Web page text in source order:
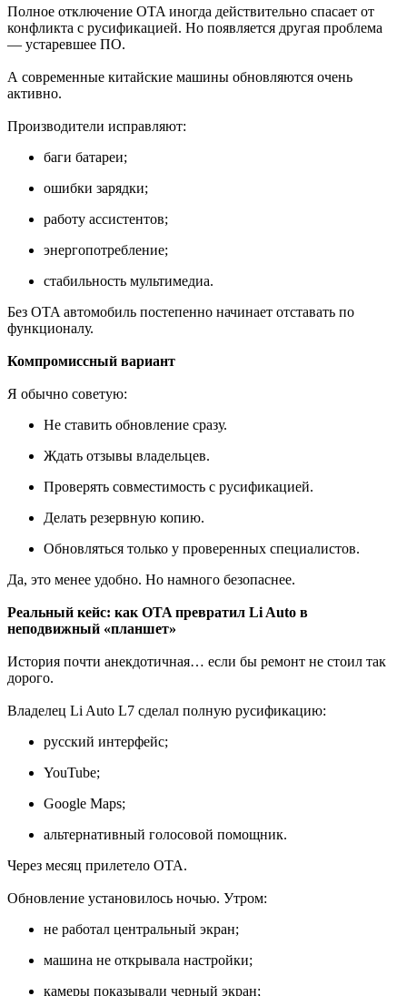
Полное отключение OTA иногда действительно спасает от
конфликта с русификацией. Но появляется другая проблема
— устаревшее ПО.
А современные китайские машины обновляются очень
активно.
Производители исправляют:
баги батареи;
ошибки зарядки;
работу ассистентов;
энергопотребление;
стабильность мультимедиа.
Без OTA автомобиль постепенно начинает отставать по
функционалу.
Компромиссный вариант
Я обычно советую:
Не ставить обновление сразу.
Ждать отзывы владельцев.
Проверять совместимость с русификацией.
Делать резервную копию.
Обновляться только у проверенных специалистов.
Да, это менее удобно. Но намного безопаснее.
Реальный кейс: как OTA превратил Li Auto в
неподвижный «планшет»
История почти анекдотичная… если бы ремонт не стоил так
дорого.
Владелец Li Auto L7 сделал полную русификацию:
русский интерфейс;
YouTube;
Google Maps;
альтернативный голосовой помощник.
Через месяц прилетело OTA.
Обновление установилось ночью. Утром:
не работал центральный экран;
машина не открывала настройки;
камеры показывали черный экран;